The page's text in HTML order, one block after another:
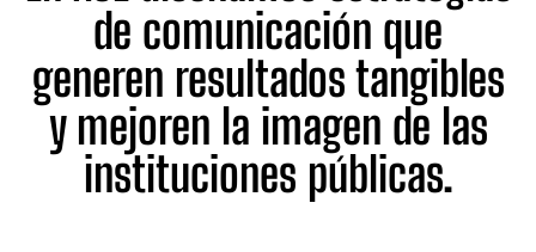
de comunicación que
generen resultados tangibles
y mejoren la imagen de las
instituciones públicas.